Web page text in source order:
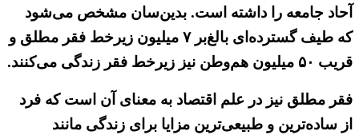
آحاد جامعه را داشته است. بدین‌سان مشخص می‌شود
که طیف گسترده‌ای بالغ‌بر ۷ میلیون زیرخط فقر مطلق و
قریب ۵۰ میلیون هم‌وطن نیز زیرخط فقر زندگی می‌کنند.
فقر مطلق نیز در علم اقتصاد به معنای آن است که فرد
از ساده‌ترین و طبیعی‌ترین مزایا برای زندگی مانند